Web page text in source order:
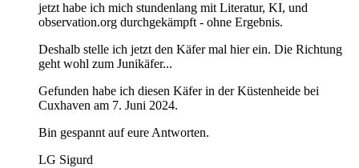
jetzt habe ich mich stundenlang mit Literatur, KI, und
observation.org durchgekämpft - ohne Ergebnis.
Deshalb stelle ich jetzt den Käfer mal hier ein. Die Richtung
geht wohl zum Junikäfer...
Gefunden habe ich diesen Käfer in der Küstenheide bei
Cuxhaven am 7. Juni 2024.
Bin gespannt auf eure Antworten.
LG Sigurd